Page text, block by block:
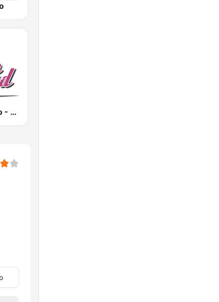
BeGoodRadio - 80s Pop Rock